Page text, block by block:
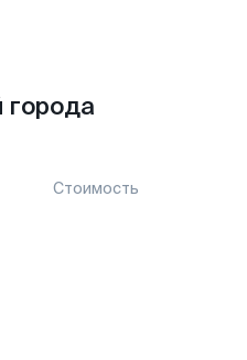
Стоимость